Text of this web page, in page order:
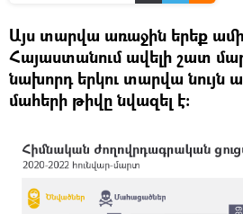
Այս տարվա առաջին երեք
Հայաստանում ավելի շատ
նախորդ երկու տարվա նույն
մահերի թիվը նվազել է։